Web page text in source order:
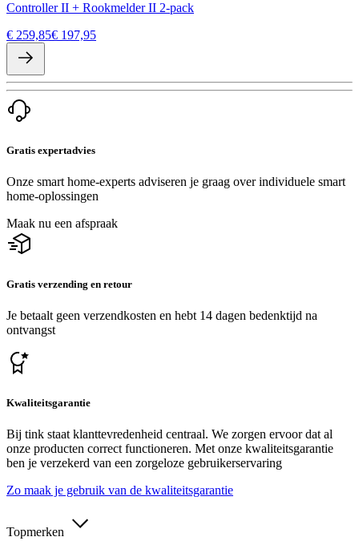
Controller II + Rookmelder II 2-pack
€ 259,85€ 197,95
Gratis expertadvies
Onze smart home-experts adviseren je graag over individuele smart
home-oplossingen
Maak nu een afspraak
Gratis verzending en retour
Je betaalt geen verzendkosten en hebt 14 dagen bedenktijd na
ontvangst
Kwaliteitsgarantie
Bij tink staat klanttevredenheid centraal. We zorgen ervoor dat al
onze producten correct functioneren. Met onze kwaliteitsgarantie
ben je verzekerd van een zorgeloze gebruikerservaring
Zo maak je gebruik van de kwaliteitsgarantie
Topmerken